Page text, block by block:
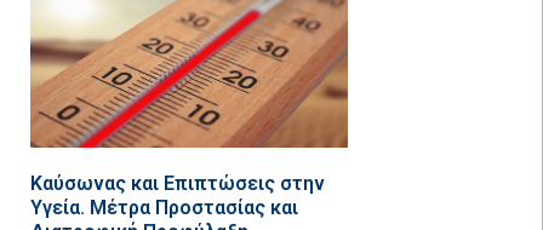
Καύσωνας και Επιπτώσεις στην
Υγεία. Μέτρα Προστασίας και